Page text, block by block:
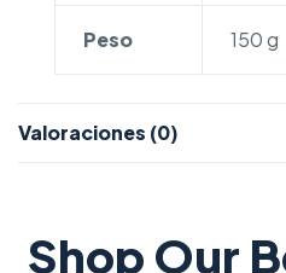
Peso 150 g
Valoraciones (0)
Shop Our